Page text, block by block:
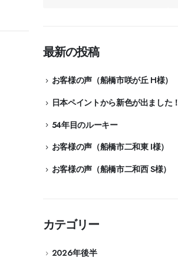
最新の投稿
お客様の声（船橋市咲が丘 H様）
日本ペイントから新色が出ました！
54年目のルーキー
お客様の声（船橋市二和東 I様）
お客様の声（船橋市二和西 S様）
カテゴリー
2026年後半